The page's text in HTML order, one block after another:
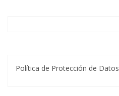
Política de Protección de Datos